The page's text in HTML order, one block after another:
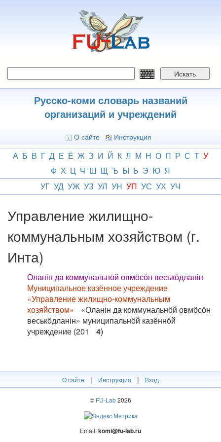
Искать
Русско-коми словарь названий
организаций и учреждений
О сайте Инструкция
А Б В Г Д Е Ё Ж З И Й К Л М Н О П Р С Т У
Ф Х Ц Ч Ш Щ Ъ Ы Ь Э Ю Я
УГ УД УЖ УЗ УЛ УН УП УС УХ УЧ
Управление жилищно-
коммунальным хозяйством (г.
Инта)
Оланін да коммунальнӧй овмӧсӧн веськӧдланін
Муниципальное казённое учреждение
«Управление жилищно-коммунальным
хозяйством»
«Оланін да коммунальнӧй овмӧсӧн
веськӧдланін» муниципальнӧй казённӧй
учреждение (201
4)
О сайте | Инструкция | Вход
© FU-Lab2026
Email:komi@fu-lab.ru